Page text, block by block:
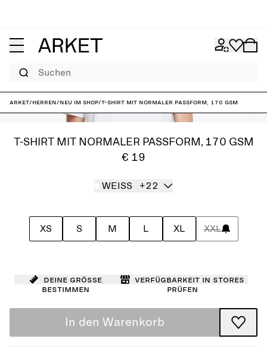
Suchen
ARKET/Herren/Neu im Shop/T-Shirt mit normaler Passform, 170 GSM
T-SHIRT MIT NORMALER PASSFORM, 170 GSM
€ 19
WEISS +22
XS S M L XL XXL
Deine Größe
bestimmen
Verfügbarkeit in Stores
prüfen
In den Warenkorb